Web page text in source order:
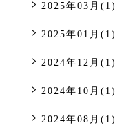
2025年03月(1)
2025年01月(1)
2024年12月(1)
2024年10月(1)
2024年08月(1)